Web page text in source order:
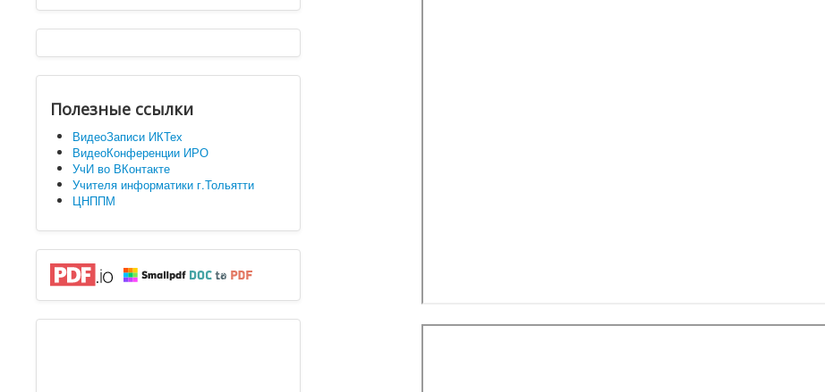
Полезные ссылки
ВидеоЗаписи ИКТех
ВидеоКонференции ИРО
УчИ во ВКонтакте
Учителя информатики г.Тольятти
ЦНППМ